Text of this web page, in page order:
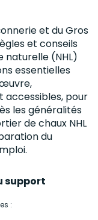
et duGros
et conseils
naturelle (NHL)
essentielles
accessibles, pour
les généralités
de chaux NHL
du
support
: